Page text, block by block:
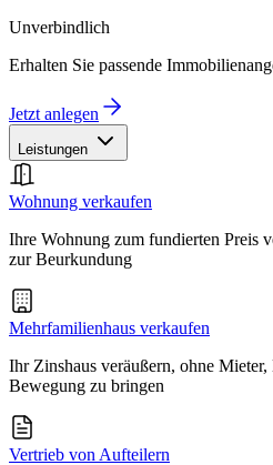
Unverbindlich
Erhalten Sie passende
Jetzt anlegen
Leistungen
Wohnung verkaufen
Ihre Wohnung zum fundierten Preis
zur Beurkundung
Mehrfamilienhaus verkaufen
Ihr Zinshaus veräußern, ohne
Bewegung zu bringen
Vertrieb von Aufteilern